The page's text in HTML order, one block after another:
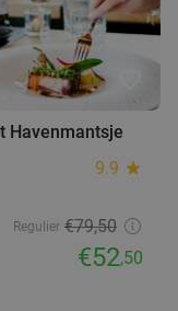
favorite_border
Havenmantsje
9.9 star
Regulier €79,50
€52,50